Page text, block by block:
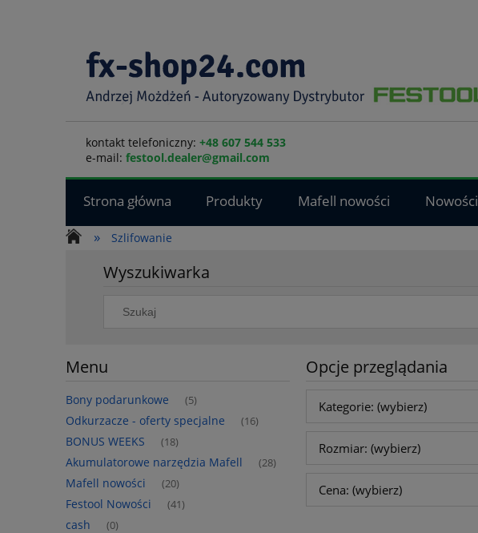
kontakt telefoniczny: +48 607 544 533
e-mail: festool.dealer@gmail.com
Strona główna Produkty Mafell nowości Nowości
»
Szlifowanie
Wyszukiwarka
Menu
Bony podarunkowe (5)
Odkurzacze - oferty specjalne (16)
BONUS WEEKS (18)
Akumulatorowe narzędzia Mafell (28)
Mafell nowości (20)
Festool Nowości (41)
cash (0)
Opcje przeglądania
Kategorie: (wybierz)
Rozmiar: (wybierz)
Cena: (wybierz)